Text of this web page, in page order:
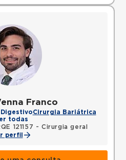
Franco
Cirurgia Bariátrica
todas
121157 - Cirurgia geral
perfil